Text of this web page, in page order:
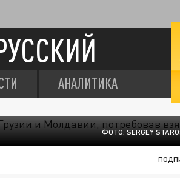
АНАЛИТИКА
ФОТО: SERGEY